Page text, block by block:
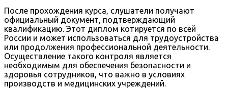
После прохождения курса, слушатели получают
официальный документ, подтверждающий
квалификацию. Этот диплом котируется по всей
России и может использоваться для трудоустройства
или продолжения профессиональной деятельности.
Осуществление такого контроля является
необходимым для обеспечения безопасности и
здоровья сотрудников, что важно в условиях
производств и медицинских учреждений.